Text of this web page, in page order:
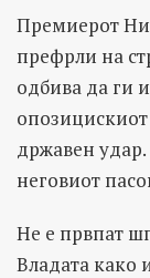
Премиерот
префрли на
одбива да ги
државен
неговиот
Не е првпат
Владата како